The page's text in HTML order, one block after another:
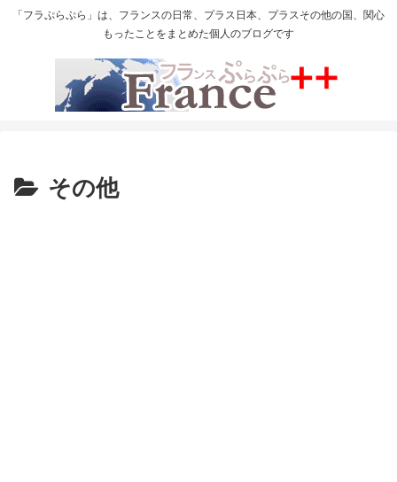
「フラぷらぷら」は、フランスの日常、プラス日本、プラスその他の国、関心
もったことをまとめた個人のブログです
その他